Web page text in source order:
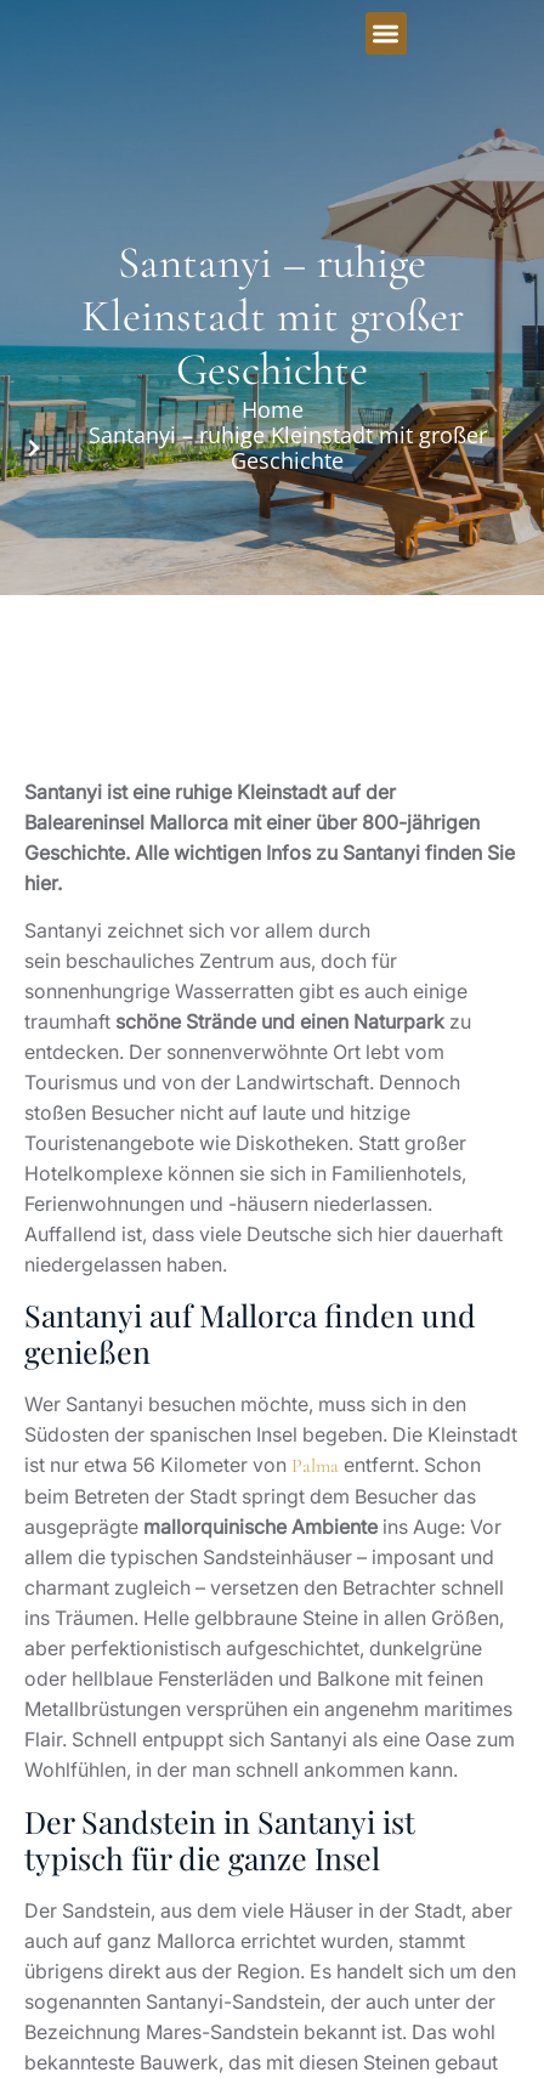
Santanyi – ruhige
Kleinstadt mit großer
Geschichte
Home
Santanyi – ruhige Kleinstadt mit großer
Geschichte
Santanyi ist eine ruhige Kleinstadt auf der
Baleareninsel Mallorca mit einer über 800-jährigen
Geschichte. Alle wichtigen Infos zu Santanyi finden Sie
hier.
Santanyi zeichnet sich vor allem durch
sein beschauliches Zentrum aus, doch für
sonnenhungrige Wasserratten gibt es auch einige
traumhaft schöne Strände und einen Naturpark zu
entdecken. Der sonnenverwöhnte Ort lebt vom
Tourismus und von der Landwirtschaft. Dennoch
stoßen Besucher nicht auf laute und hitzige
Touristenangebote wie Diskotheken. Statt großer
Hotelkomplexe können sie sich in Familienhotels,
Ferienwohnungen und -häusern niederlassen.
Auffallend ist, dass viele Deutsche sich hier dauerhaft
niedergelassen haben.
Santanyi auf Mallorca finden und
genießen
Wer Santanyi besuchen möchte, muss sich in den
Südosten der spanischen Insel begeben. Die Kleinstadt
ist nur etwa 56 Kilometer von Palma entfernt. Schon
beim Betreten der Stadt springt dem Besucher das
ausgeprägte mallorquinische Ambiente ins Auge: Vor
allem die typischen Sandsteinhäuser – imposant und
charmant zugleich – versetzen den Betrachter schnell
ins Träumen. Helle gelbbraune Steine in allen Größen,
aber perfektionistisch aufgeschichtet, dunkelgrüne
oder hellblaue Fensterläden und Balkone mit feinen
Metallbrüstungen versprühen ein angenehm maritimes
Flair. Schnell entpuppt sich Santanyi als eine Oase zum
Wohlfühlen, in der man schnell ankommen kann.
Der Sandstein in Santanyi ist
typisch für die ganze Insel
Der Sandstein, aus dem viele Häuser in der Stadt, aber
auch auf ganz Mallorca errichtet wurden, stammt
übrigens direkt aus der Region. Es handelt sich um den
sogenannten Santanyi-Sandstein, der auch unter der
Bezeichnung Mares-Sandstein bekannt ist. Das wohl
bekannteste Bauwerk, das mit diesen Steinen gebaut